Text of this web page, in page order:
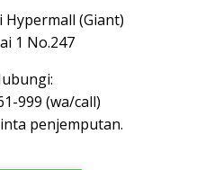
Hypermall (Giant)
1 No.247
999 (wa/call)
penjemputan.